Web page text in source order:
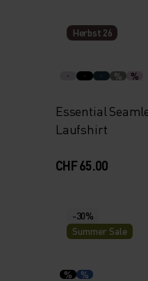
Herbst 26
% %
Essential
Laufshirt
CHF 65.00
-30%
Summer Sale
% %